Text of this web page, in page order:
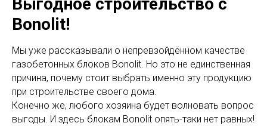
Bonolit!
Мы уже рассказывали о непревзойдённом качестве
газобетонных блоков Bonolit. Но это не единственная
причина, почему стоит выбрать именно эту продукцию
при строительстве своего дома.
Конечно же, любого хозяина будет волновать вопрос
выгоды. И здесь блокам Bonolit опять-таки нет равных!